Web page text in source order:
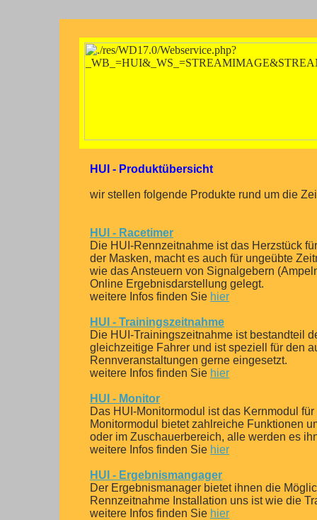
HUI - Produktübersicht
wir stellen folgende Produkte rund um die
HUI - Racetimer
Die HUI-Rennzeitnahme ist das Herzstück
der Masken, macht es auch für ungeübte
wie das Ansteuern von Signalgebern
Online Ergebnisdarstellung gelegt.
weitere Infos finden Sie hier
HUI - Trainingszeitnahme
Die HUI-Trainingszeitnahme ist bestandteil
gleichzeitige Fahrer und ist speziell für den
Rennveranstaltungen gerne eingesetzt.
weitere Infos finden Sie hier
HUI - Monitor
Das HUI-Monitormodul ist das Kernmodul
Monitormodul bietet zahlreiche Funktionen
oder im Zuschauerbereich, alle werden es
weitere Infos finden Sie hier
HUI - Ergebnismangager
Der Ergebnismanager bietet ihnen die
Rennzeitnahme Installation uns ist wie die
weitere Infos finden Sie hier